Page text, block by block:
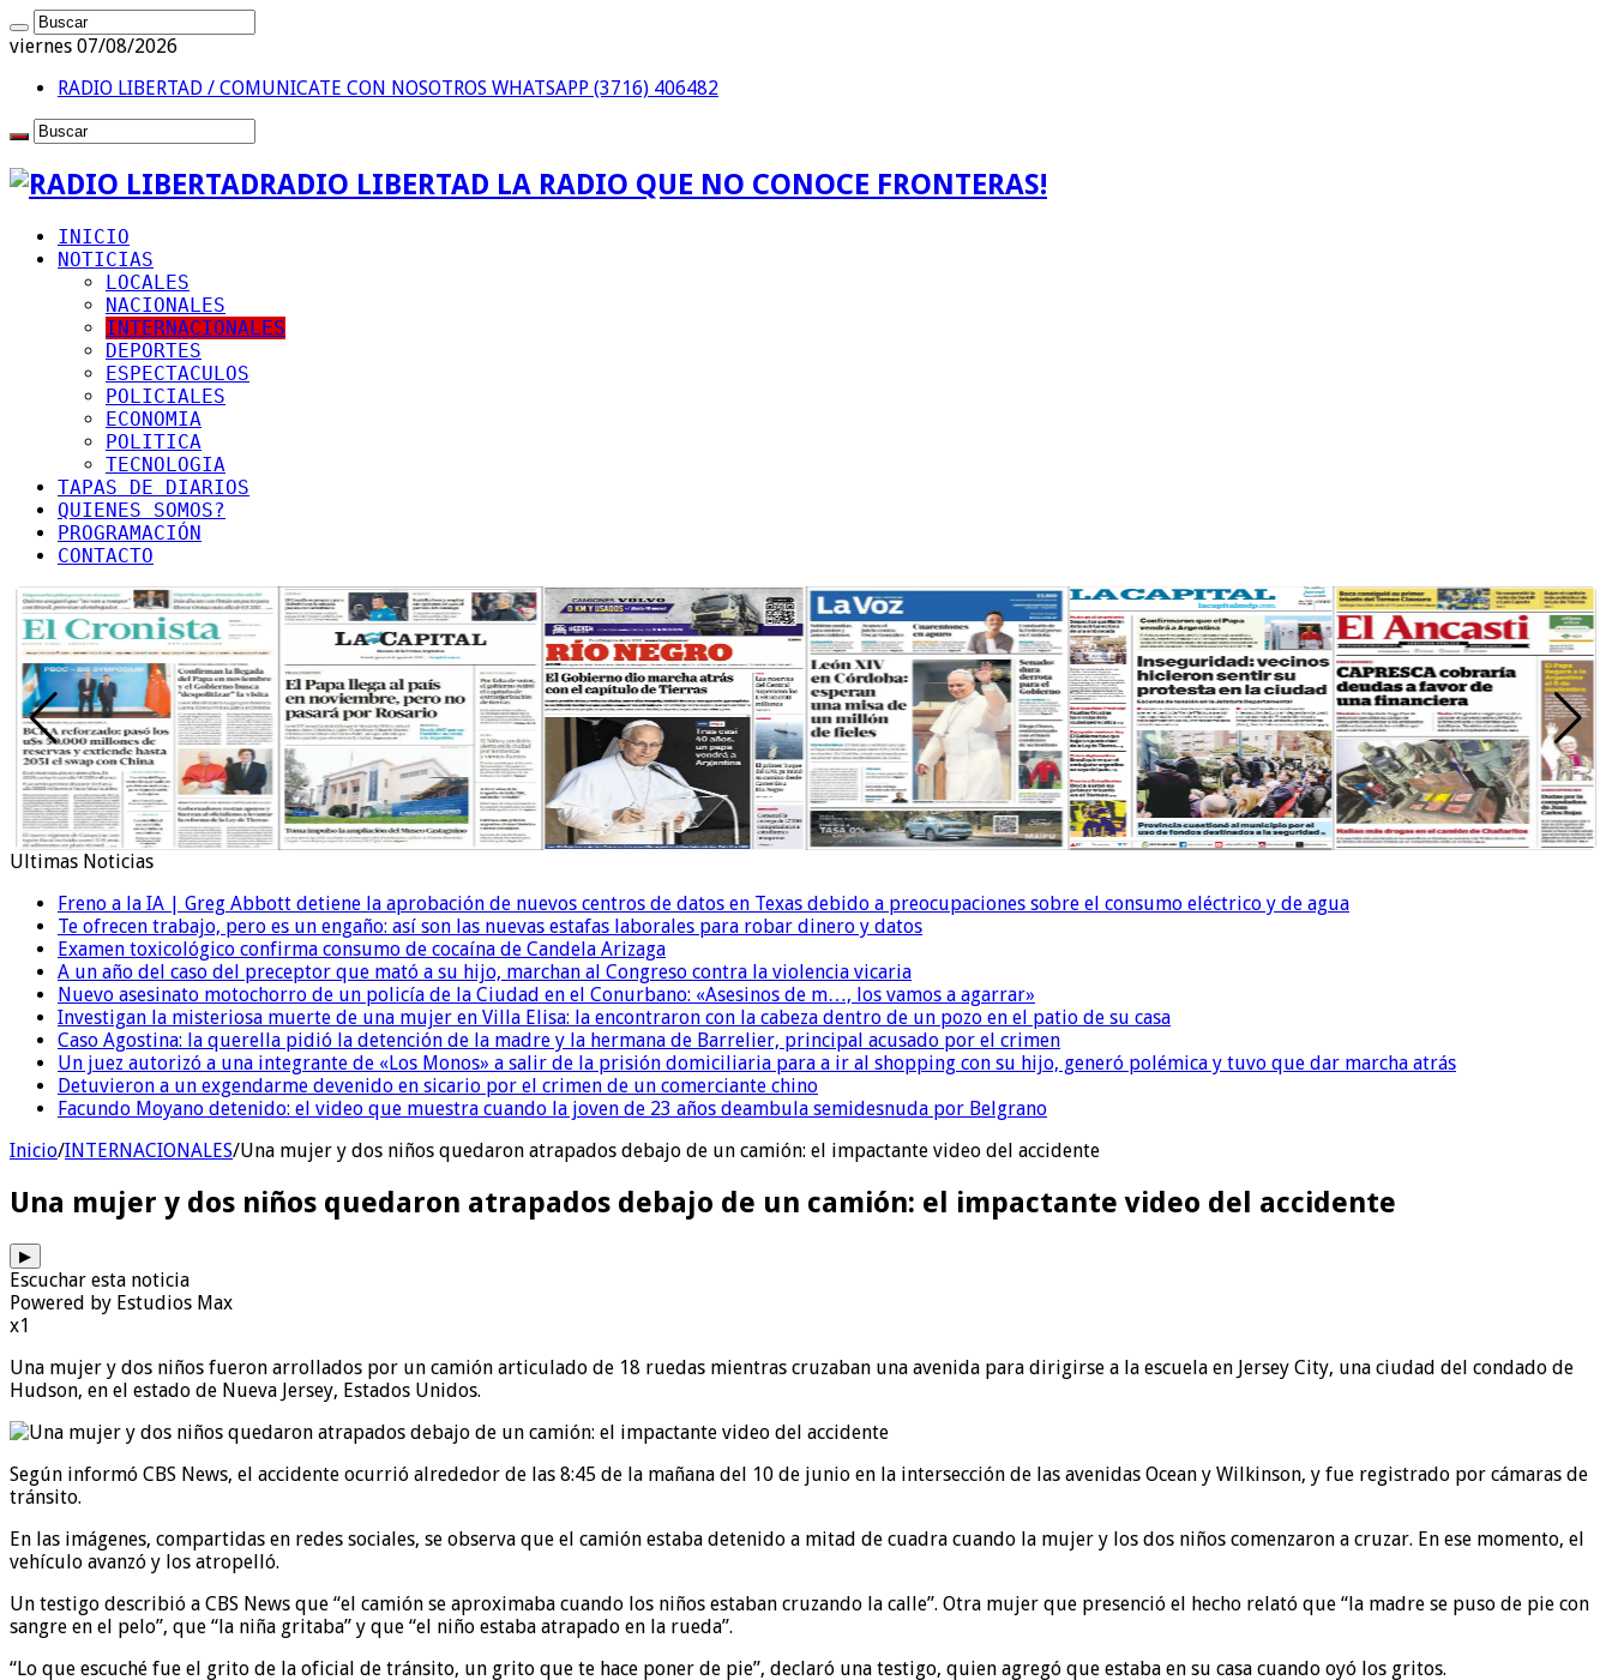
viernes 07/08/2026
RADIO LIBERTAD / COMUNICATE CON NOSOTROS WHATSAPP (3716) 406482
RADIO LIBERTAD LA RADIO QUE NO CONOCE FRONTERAS!
INICIO
NOTICIAS
LOCALES
NACIONALES
INTERNACIONALES
DEPORTES
ESPECTACULOS
POLICIALES
ECONOMIA
POLITICA
TECNOLOGIA
TAPAS DE DIARIOS
QUIENES SOMOS?
PROGRAMACIÓN
CONTACTO
Ultimas Noticias
Freno a la IA | Greg Abbott detiene la aprobación de nuevos centros de datos en Texas debido a preocupaciones sobre el consumo eléctrico y de agua
Te ofrecen trabajo, pero es un engaño: así son las nuevas estafas laborales para robar dinero y datos
Examen toxicológico confirma consumo de cocaína de Candela Arizaga
A un año del caso del preceptor que mató a su hijo, marchan al Congreso contra la violencia vicaria
Nuevo asesinato motochorro de un policía de la Ciudad en el Conurbano: «Asesinos de m…, los vamos a agarrar»
Investigan la misteriosa muerte de una mujer en Villa Elisa: la encontraron con la cabeza dentro de un pozo en el patio de su casa
Caso Agostina: la querella pidió la detención de la madre y la hermana de Barrelier, principal acusado por el crimen
Un juez autorizó a una integrante de «Los Monos» a salir de la prisión domiciliaria para a ir al shopping con su hijo, generó polémica y tuvo que dar marcha atrás
Detuvieron a un exgendarme devenido en sicario por el crimen de un comerciante chino
Facundo Moyano detenido: el video que muestra cuando la joven de 23 años deambula semidesnuda por Belgrano
Inicio/INTERNACIONALES/Una mujer y dos niños quedaron atrapados debajo de un camión: el impactante video del accidente
Una mujer y dos niños quedaron atrapados debajo de un camión: el impactante video del accidente
▶
Escuchar esta noticia
Powered by Estudios Max
x1
Una mujer y dos niños fueron arrollados por un camión articulado de 18 ruedas mientras cruzaban una avenida para dirigirse a la escuela en Jersey City, una ciudad del condado de
Hudson, en el estado de Nueva Jersey, Estados Unidos.
Según informó CBS News, el accidente ocurrió alrededor de las 8:45 de la mañana del 10 de junio en la intersección de las avenidas Ocean y Wilkinson, y fue registrado por cámaras de
tránsito.
En las imágenes, compartidas en redes sociales, se observa que el camión estaba detenido a mitad de cuadra cuando la mujer y los dos niños comenzaron a cruzar. En ese momento, el
vehículo avanzó y los atropelló.
Un testigo describió a CBS News que “el camión se aproximaba cuando los niños estaban cruzando la calle”. Otra mujer que presenció el hecho relató que “la madre se puso de pie con
sangre en el pelo”, que “la niña gritaba” y que “el niño estaba atrapado en la rueda”.
“Lo que escuché fue el grito de la oficial de tránsito, un grito que te hace poner de pie”, declaró una testigo, quien agregó que estaba en su casa cuando oyó los gritos.